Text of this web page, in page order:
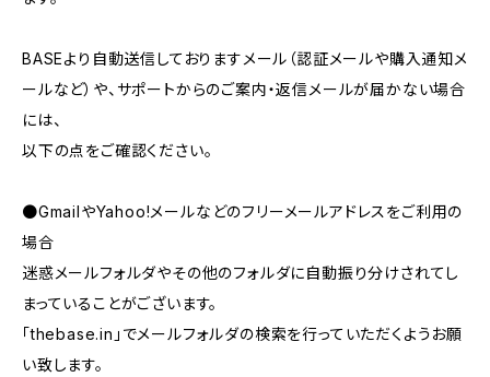
BASEより自動送信しておりますメール（認証メールや購入通知メ
ールなど）や、サポートからのご案内・返信メールが届かない場合
には、
以下の点をご確認ください。
●GmailやYahoo!メールなどのフリーメールアドレスをご利用の
場合
迷惑メールフォルダやその他のフォルダに自動振り分けされてし
まっていることがございます。
「thebase.in」でメールフォルダの検索を行っていただくようお願
い致します。